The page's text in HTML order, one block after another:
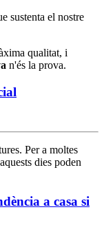
sustenta el nostre
qualitat, i
n'és la prova.
Per a moltes
dies poden
a casa si